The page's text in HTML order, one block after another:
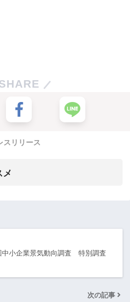
スリリース
メ
中小企業景気動向調査 特別調査
次の記事